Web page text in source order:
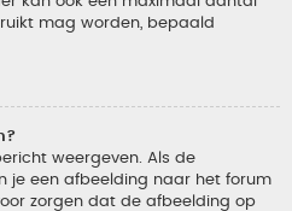
mag worden, bepaald
weergeven. Als de
je een afbeelding naar het forum
zorgen dat de afbeelding op